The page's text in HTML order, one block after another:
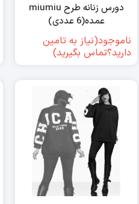
دورس زنانه طرح miumiu
عمده(6 عددی)
ناموجود(نیاز به تامین
دارید؟تماس بگیرید)